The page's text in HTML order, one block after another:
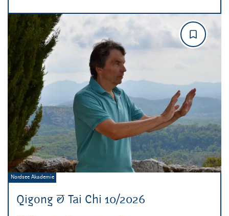
Qigong & Tai Chi 10/2026
Veranstalter:
Nordsee Akademie